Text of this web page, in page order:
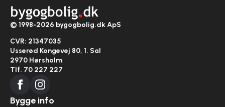
© 1998-2026 bygogbolig.dk ApS
CVR: 21347035
Usserød Kongevej 80, 1. Sal
2970 Hørsholm
Tlf. 70 227 227
Bygge info